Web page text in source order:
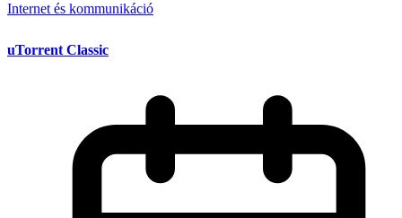
Internet és kommunikáció
uTorrent Classic